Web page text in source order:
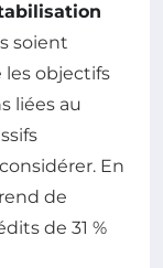
soient
les objectifs
liées au
En
de
de 31 %